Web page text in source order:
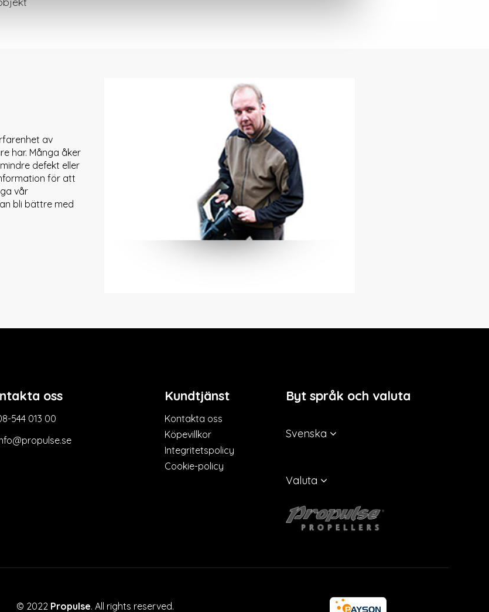
av
har. Många åker
defekt eller
för att
vår
bli bättre med
oss
544 013 00
Kundtjänst
Kontakta oss
Köpevillkor
Integritetspolicy
Cookie-policy
Byt språk och valuta
Svenska
Valuta
© 2022 Propulse. All rights reserved.